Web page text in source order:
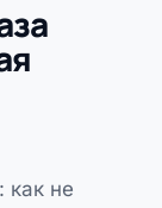
не